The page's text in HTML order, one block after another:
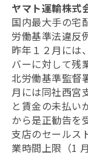
ヤマト運輸株式
国内最大手の宅
労働基準法違反
昨年１２月には
バーに対して残
北労働基準監督
月には同社西宮
と賃金の未払い
から是正勧告を
支店のセールス
業時間上限（1